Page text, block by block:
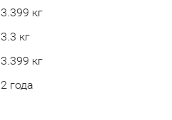
3.399 кг
3.3 кг
3.399 кг
2 года